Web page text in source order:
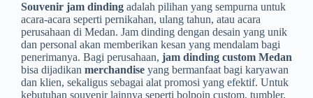
Souvenir jam dinding adalah pilihan yang sempurna untuk
acara-acara seperti pernikahan, ulang tahun, atau acara
perusahaan di Medan. Jam dinding dengan desain yang unik
dan personal akan memberikan kesan yang mendalam bagi
penerimanya. Bagi perusahaan, jam dinding custom Medan
bisa dijadikan merchandise yang bermanfaat bagi karyawan
dan klien, sekaligus sebagai alat promosi yang efektif. Untuk
kebutuhan souvenir lainnya seperti bolpoin custom, tumbler,